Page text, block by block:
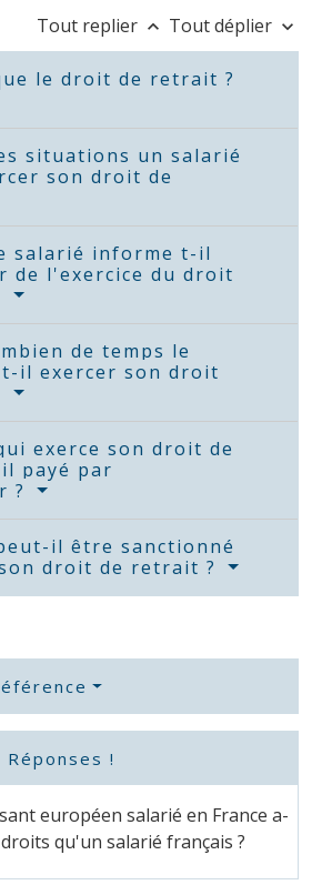
Tout replier keyboard_arrow_up Tout déplier keyboard_arrow_down
le droit de retrait ?
situations un salarié
son droit de
salarié informe t-il
de l'exercice du droit
de temps le
il exercer son droit
exerce son droit de
payé par
?
il être sanctionné
droit de retrait ?
!
européen salarié en France a-
qu'un salarié français ?